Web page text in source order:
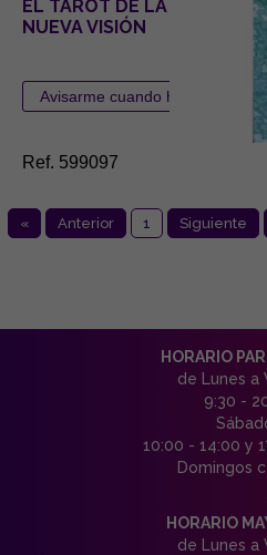
EL TAROT DE LA
NUEVA VISIÓN
Ref. 599097
« Anterior 1 Siguiente
HORARIO
de Lunes a
9:30 -
10:00 - 14:00 y
Domingos
HORARIO
de Lunes a